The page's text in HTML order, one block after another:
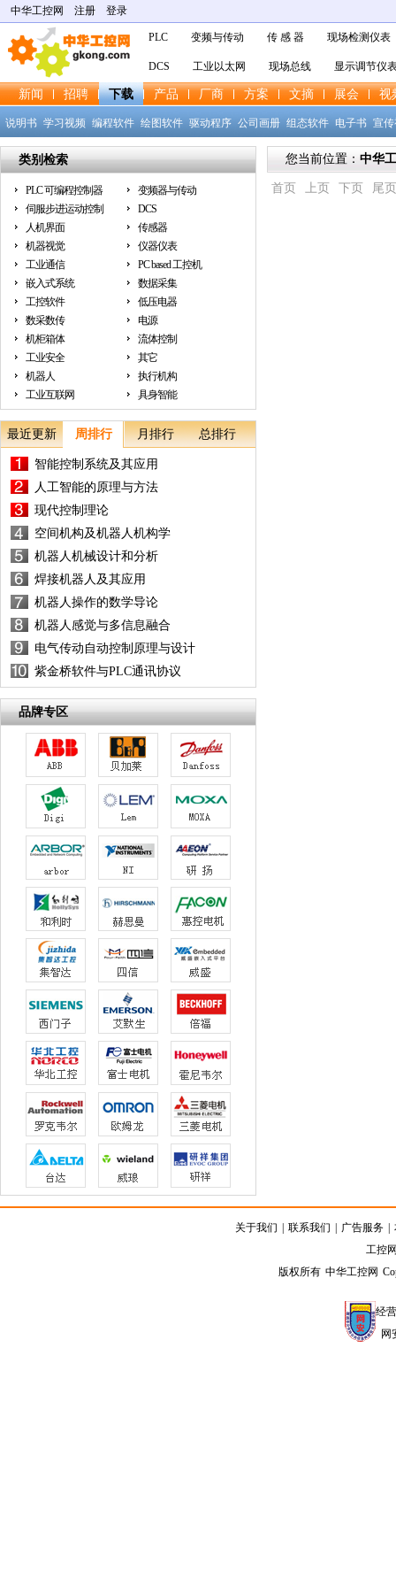
中华工控网 注册 登录
PLC 变频与传动 传 感 器 现场检测仪表
DCS 工业以太网 现场总线 显示调节仪
新闻 招聘 下载 产品 厂商 方案 文摘 展会 视
说明书 学习视频 编程软件 绘图软件 驱动程序 公司画册 组态软件 电子书 宣
软件 手册 产品样本
类别检索
PLC 可编程控制器
变频器与传动
伺服步进运动控制
DCS
人机界面
传感器
机器视觉
仪器仪表
工业通信
PC based 工控机
嵌入式系统
数据采集
工控软件
低压电器
数采数传
电源
机柜箱体
流体控制
工业安全
其它
机器人
执行机构
工业互联网
具身智能
最近更新 周排行
智能控制系统及其应用
人工智能的原理与方法
现代控制理论
空间机构及机器人机构学
机器人机械设计和分析
焊接机器人及其应用
机器人操作的数学导论
机器人感觉与多信息融合
电气传动自动控制原理与设计
紫金桥软件与PLC通讯协议
月排行 总排行
品牌专区
您当前位置： 中华
首页 上页 下页 尾页
关于我们 联系我们 广告服务
工控
版权所有 中华工控网
经
网